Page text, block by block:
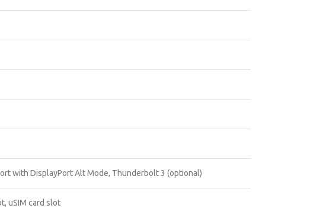
with DisplayPort Alt Mode, Thunderbolt 3 (optional)
uSIM card slot